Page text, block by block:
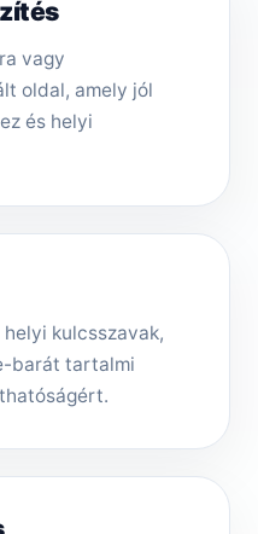
vagy
oldal, amely jól
és helyi
kulcsszavak,
barát tartalmi